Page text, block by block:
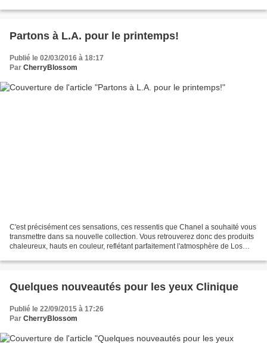
Partons à L.A. pour le printemps!
Publié le 02/03/2016 à 18:17
Par CherryBlossom
C'est précisément ces sensations, ces ressentis que Chanel a souhaité vous
transmettre dans sa nouvelle collection. Vous retrouverez donc des produits
chaleureux, hauts en couleur, reflétant parfaitement l'atmosphère de Los
Quelques nouveautés pour les yeux Clinique
Publié le 22/09/2015 à 17:26
Par CherryBlossom